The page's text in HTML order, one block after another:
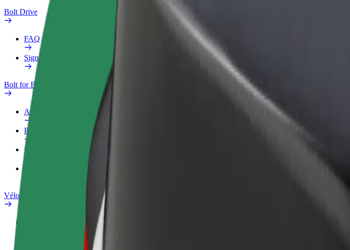
Bolt Drive
FAQ
Signaler un véhicule
Bolt for Business
Avantages
Profil professionnel
Services
Bolt Food pour les entreprises
Vélos électriques
Signaler un problème